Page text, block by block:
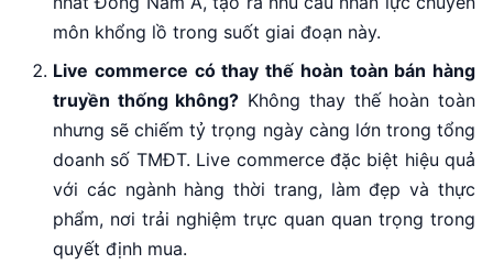
môn khổng lồ trong suốt giai đoạn này.
Live commerce có thay thế hoàn toàn bán hàng
truyền thống không? Không thay thế hoàn toàn
nhưng sẽ chiếm tỷ trọng ngày càng lớn trong tổng
doanh số TMĐT. Live commerce đặc biệt hiệu quả
với các ngành hàng thời trang, làm đẹp và thực
phẩm, nơi trải nghiệm trực quan quan trọng trong
quyết định mua.